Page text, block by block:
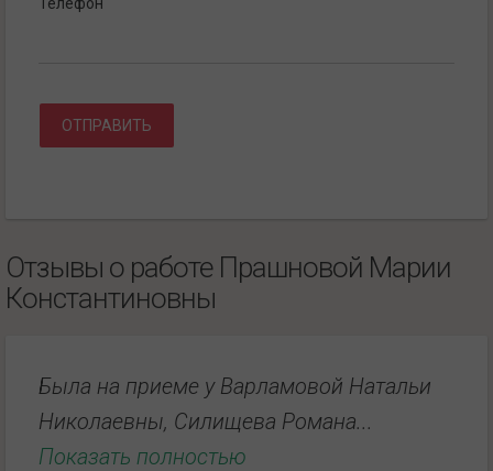
ОТПРАВИТЬ
Отзывы о работе Прашновой Марии
Константиновны
Была на приеме у Варламовой Натальи
Николаевны, Силищева Романа...
Показать полностью